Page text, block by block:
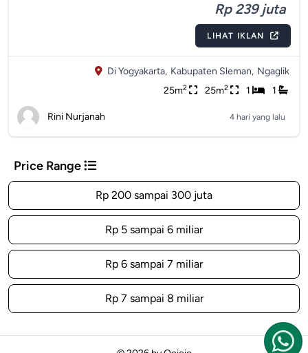
Rp 239 juta
LIHAT IKLAN
Di Yogyakarta, Kabupaten Sleman, Ngaglik
25m2 25m2 1 1
Rini Nurjanah 4 hari yang lalu
Price Range
Rp 200 sampai 300 juta
Rp 5 sampai 6 miliar
Rp 6 sampai 7 miliar
Rp 7 sampai 8 miliar